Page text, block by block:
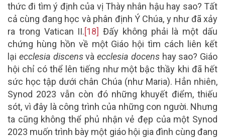
thức đi tìm ý định của vị Thày nhân hậu hay sao? Tất
cả cùng đang học và phân định Ý Chúa, y như đã xảy
ra trong Vatican II.[18] Đấy không phải là một dấu
chứng hùng hồn về một Giáo hội tìm cách liên kết
lại ecclesia discensvà ecclesia docenshay sao? Giáo
hội chỉ có thể lên tiếng như một bậc thầy khi đã hết
sức học tập dưới chân Chúa (như Maria). Hẳn nhiên,
Synod 2023 vẫn còn đó những khuyết điểm, thiếu
sót, vì đây là công trình của những con người. Nhưng
ta cũng không thể phủ nhận vẻ đẹp của một Synod
2023 muốn trình bày một giáo hội gia đình cùng đang